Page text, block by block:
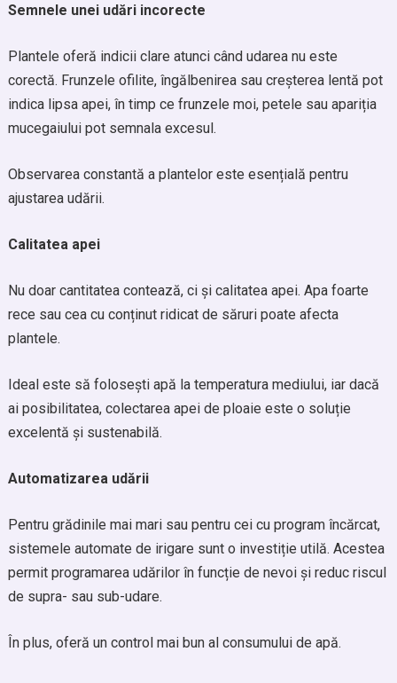
Semnele unei udări incorecte
Plantele oferă indicii clare atunci când udarea nu este
corectă. Frunzele ofilite, îngălbenirea sau creșterea lentă pot
indica lipsa apei, în timp ce frunzele moi, petele sau apariția
mucegaiului pot semnala excesul.
Observarea constantă a plantelor este esențială pentru
ajustarea udării.
Calitatea apei
Nu doar cantitatea contează, ci și calitatea apei. Apa foarte
rece sau cea cu conținut ridicat de săruri poate afecta
plantele.
Ideal este să folosești apă la temperatura mediului, iar dacă
ai posibilitatea, colectarea apei de ploaie este o soluție
excelentă și sustenabilă.
Automatizarea udării
Pentru grădinile mai mari sau pentru cei cu program încărcat,
sistemele automate de irigare sunt o investiție utilă. Acestea
permit programarea udărilor în funcție de nevoi și reduc riscul
de supra- sau sub-udare.
În plus, oferă un control mai bun al consumului de apă.